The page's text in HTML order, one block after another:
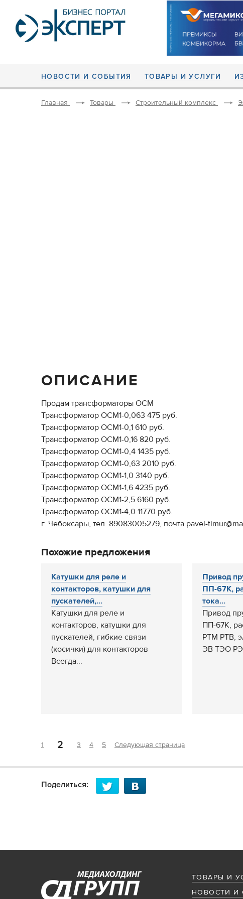
НОВОСТИ И СОБЫТИЯ ТОВАРЫ И УСЛУГИ
Главная Товары Строительный комплекс
ОПИСАНИЕ
Продам трансформаторы ОСМ
Трансформатор ОСМ1-0,063 475 руб.
Трансформатор ОСМ1-0,1 610 руб.
Трансформатор ОСМ1-0,16 820 руб.
Трансформатор ОСМ1-0,4 1435 руб.
Трансформатор ОСМ1-0,63 2010 руб.
Трансформатор ОСМ1-1,0 3140 руб.
Трансформатор ОСМ1-1,6 4235 руб.
Трансформатор ОСМ1-2,5 6160 руб.
Трансформатор ОСМ1-4,0 11770 руб.
г. Чебоксары, тел. 89083005279, почта pavel-
Похожие предложения
Катушки для реле и
контакторов, катушки для
пускателей,...
Катушки для реле и
контакторов, катушки для
пускателей, гибкие связи
(косички) для контакторов
Всегда...
Привод
ПП-67К,
тока...
Привод
ПП-67К,
РТМ РТВ,
ЭВ ТЭО РЭ,
1 2 3 4 5 Следующая страница
Поделиться:
ТОВАРЫ И
НОВОСТИ И